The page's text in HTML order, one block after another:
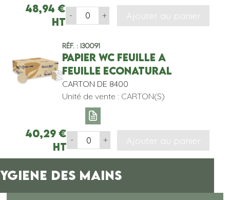
48,94€
HT
- + Ajouter au panier
Réf. : I30091
PAPIER WC FEUILLE A
FEUILLE ECONATURAL
CARTON DE 8400
Unité de vente : CARTON(S)
40,29€
HT
- + Ajouter au panier
DES MAINS